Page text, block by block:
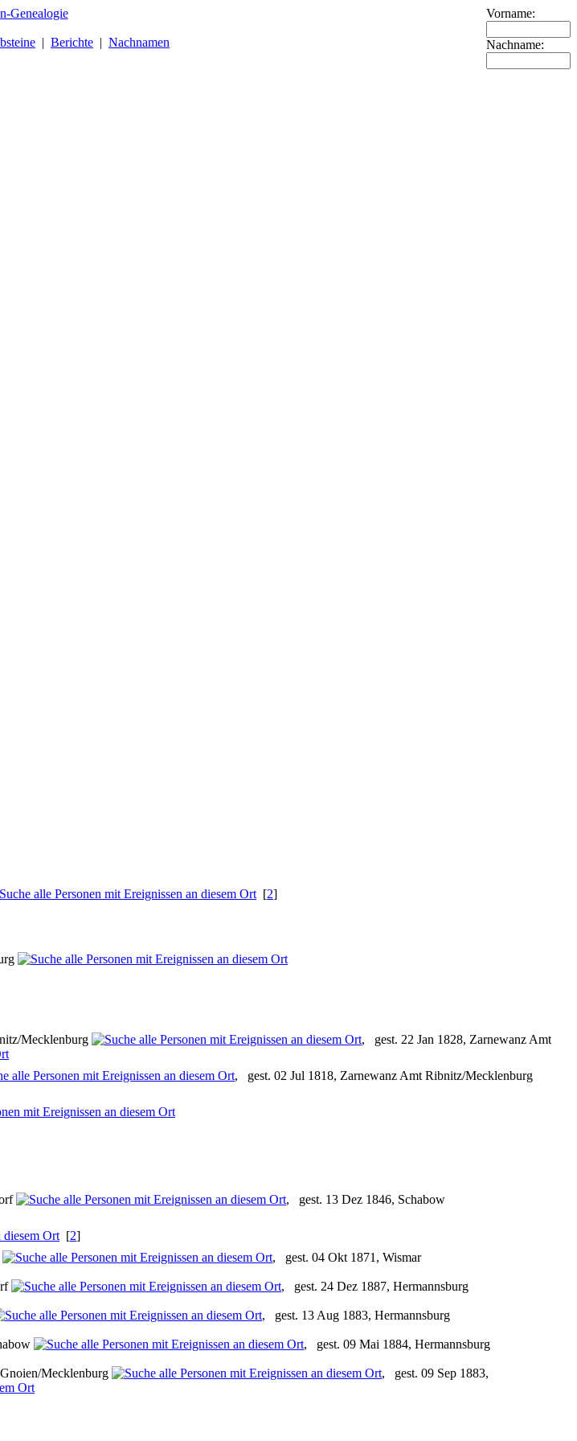
| Berichte | Nachnamen
Vorname:
Nachname:
[2]
Mecklenburg
, gest. 22 Jan 1828, Zarnewanz Amt
, gest. 02 Jul 1818, Zarnewanz Amt Ribnitz/Mecklenburg
, gest. 13 Dez 1846, Schabow
[2]
, gest. 04 Okt 1871, Wismar
, gest. 24 Dez 1887, Hermannsburg
, gest. 13 Aug 1883, Hermannsburg
, gest. 09 Mai 1884, Hermannsburg
Mecklenburg
, gest. 09 Sep 1883,